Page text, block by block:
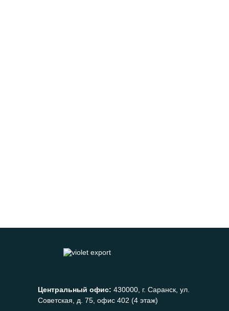
Центральный офис: 430000, г. Саранск, ул.
Советская, д. 75, офис 402 (4 этаж)